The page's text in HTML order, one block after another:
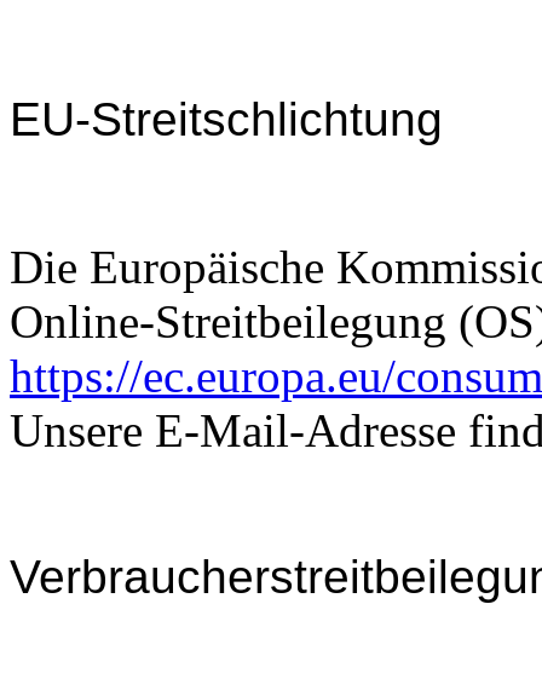
EU-Streitschlichtung
Die Europäische
Online-Streitbeilegung
https://ec.europa.eu/
Unsere E-Mail-Adresse